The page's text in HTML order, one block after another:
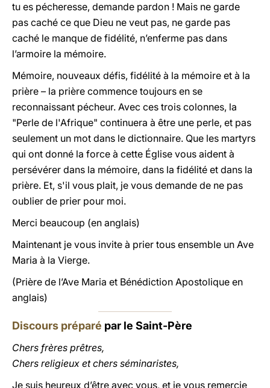
tu es pécheresse, demande pardon ! Mais ne garde
pas caché ce que Dieu ne veut pas, ne garde pas
caché le manque de fidélité, n’enferme pas dans
l’armoire la mémoire.
Mémoire, nouveaux défis, fidélité à la mémoire et à la
prière – la prière commence toujours en se
reconnaissant pécheur. Avec ces trois colonnes, la
"Perle de l'Afrique" continuera à être une perle, et pas
seulement un mot dans le dictionnaire. Que les martyrs
qui ont donné la force à cette Église vous aident à
persévérer dans la mémoire, dans la fidélité et dans la
prière. Et, s'il vous plait, je vous demande de ne pas
oublier de prier pour moi.
Merci beaucoup (en anglais)
Maintenant je vous invite à prier tous ensemble un Ave
Maria à la Vierge.
(Prière de l’Ave Maria et Bénédiction Apostolique en
anglais)
Discours préparé par le Saint-Père
Chers frères prêtres,
Chers religieux et chers séminaristes,
Je suis heureux d’être avec vous, et je vous remercie